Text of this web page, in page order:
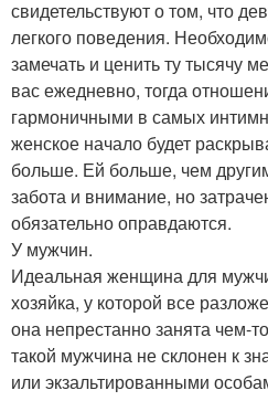
свидетельствуют о том, что
легкого поведения.
замечать и ценить ту тысячу
вас ежедневно, тогда
гармоничными в самых
женское начало будет
больше. Ей больше, чем
забота и внимание, но
обязательно оправдаются.
У мужчин.
Идеальная женщина для
хозяйка, у которой все
она непрестанно занята
такой мужчина не склонен к
или экзальтированными